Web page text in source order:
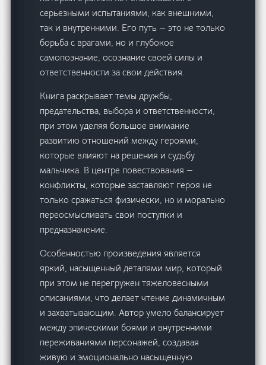
серьезными испытаниями, как внешними,
так и внутренними. Его путь — это не только
борьба с врагами, но и глубокое
самопознание, осознание своей силы и
ответственности за свои действия.
Книга раскрывает темы дружбы,
предательства, выбора и ответственности,
при этом уделяя большое внимание
развитию отношений между героями,
которые влияют на решения и судьбу
мальчика. В центре повествования —
конфликты, которые заставляют героя не
только сражаться физически, но и морально
переосмысливать свои поступки и
предназначение.
Особенностью произведения является
яркий, насыщенный деталями мир, который
при этом не перегружен тяжеловесными
описаниями, что делает чтение динамичным
и захватывающим. Автор умело балансирует
между эпическими боями и внутренними
переживаниями персонажей, создавая
живую и эмоционально насыщенную